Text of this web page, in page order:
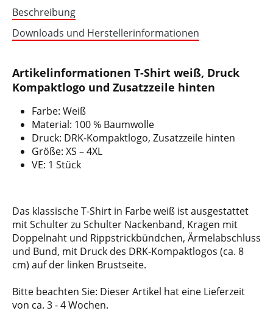
Beschreibung
Downloads und Herstellerinformationen
Artikelinformationen T-Shirt weiß, Druck
Kompaktlogo und Zusatzzeile hinten
Farbe: Weiß
Material: 100 % Baumwolle
Druck: DRK-Kompaktlogo, Zusatzzeile hinten
Größe: XS – 4XL
VE: 1 Stück
Das klassische T-Shirt in Farbe weiß ist ausgestattet
mit Schulter zu Schulter Nackenband, Kragen mit
Doppelnaht und Rippstrickbündchen, Ärmelabschluss
und Bund, mit Druck des DRK-Kompaktlogos (ca. 8
cm) auf der linken Brustseite.
Bitte beachten Sie: Dieser Artikel hat eine Lieferzeit
von ca. 3 - 4 Wochen.